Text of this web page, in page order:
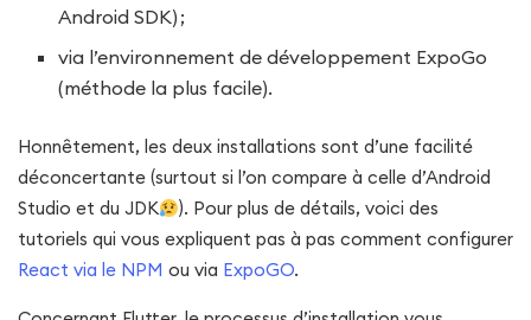
Android SDK) ;
via l’environnement de développement ExpoGo
(méthode la plus facile).
Honnêtement, les deux installations sont d’une facilité
déconcertante (surtout si l’on compare à celle d’Android
Studio et du JDK
). Pour plus de détails, voici des
tutoriels qui vous expliquent pas à pas comment configurer
React via le NPM ou via ExpoGO.